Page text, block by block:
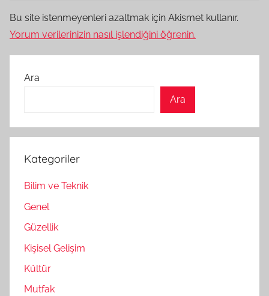
Bu site istenmeyenleri azaltmak için Akismet kullanır.
Yorum verilerinizin nasıl işlendiğini öğrenin.
Ara
Ara
Kategoriler
Bilim ve Teknik
Genel
Güzellik
Kişisel Gelişim
Kültür
Mutfak